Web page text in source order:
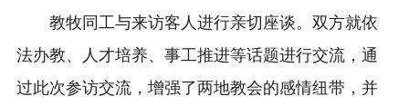
教牧同工与来访客人进行亲切座谈。双方就依
法办教、人才培养、事工推进等话题进行交流，通
过此次参访交流，增强了两地教会的感情纽带，并